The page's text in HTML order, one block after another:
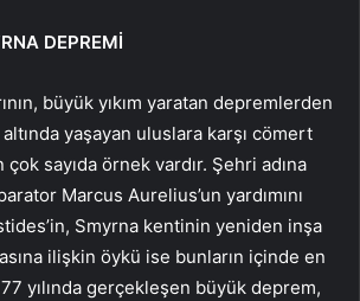
DEPREMİ
büyük yıkım yaratan depremlerden
yaşayan uluslara karşı cömert
çok sayıda örnek vardır. Şehri adına
Marcus Aurelius’un yardımını
Smyrna kentinin yeniden inşa
ilişkin öykü ise bunların içinde en
yılında gerçekleşen büyük deprem,